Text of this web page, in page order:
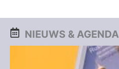
NIEUWS & AGENDA